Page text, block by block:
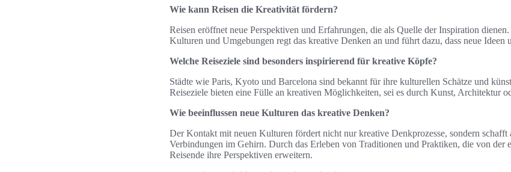
Wie kann Reisen die Kreativität fördern?
Reisen eröffnet neue Perspektiven und Erfahrungen, die als Quelle der Inspiration
Kulturen und Umgebungen regt das kreative Denken an und führt dazu, dass neue Ideen
Welche Reiseziele sind besonders inspirierend für kreative Köpfe?
Städte wie Paris, Kyoto und Barcelona sind bekannt für ihre kulturellen Schätze und
Reiseziele bieten eine Fülle an kreativen Möglichkeiten, sei es durch Kunst, Architektur
Wie beeinflussen neue Kulturen das kreative Denken?
Der Kontakt mit neuen Kulturen fördert nicht nur kreative Denkprozesse, sondern schafft
Verbindungen im Gehirn. Durch das Erleben von Traditionen und Praktiken, die von der
Reisende ihre Perspektiven erweitern.